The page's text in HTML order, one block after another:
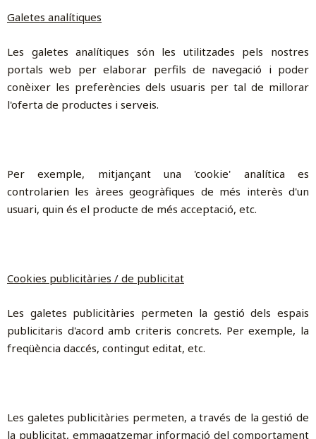
Galetes analítiques
Les galetes analítiques són les utilitzades pels nostres
portals web per elaborar perfils de navegació i poder
conèixer les preferències dels usuaris per tal de millorar
l'oferta de productes i serveis.
Per exemple, mitjançant una 'cookie' analítica es
controlarien les àrees geogràfiques de més interès d'un
usuari, quin és el producte de més acceptació, etc.
Cookies publicitàries / de publicitat
Les galetes publicitàries permeten la gestió dels espais
publicitaris d'acord amb criteris concrets. Per exemple, la
freqüència daccés, contingut editat, etc.
Les galetes publicitàries permeten, a través de la gestió de
la publicitat, emmagatzemar informació del comportament